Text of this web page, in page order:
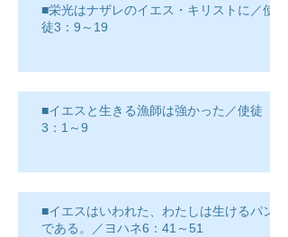
■栄光はナザレのイエス・キリストに／使
徒3：9～19
■イエスと生きる漁師は強かった／使徒
3：1～9
■イエスはいわれた、わたしは生けるパン
である。／ヨハネ6：41～51